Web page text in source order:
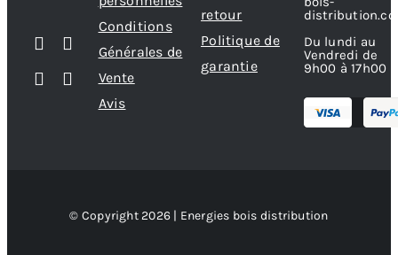
Conditions
Générales de
Vente
Avis
retour
Politique de
garantie
Du lundi au
Vendredi de
9h00 à 17h00
© Copyright 2026 | Energies bois distribution